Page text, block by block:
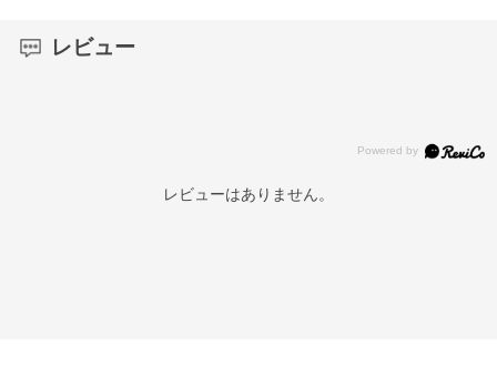
レビュー
レビューはありません。